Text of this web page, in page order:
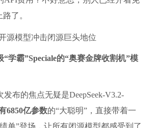
了。
“学霸”Speciale的“奥赛金牌收割机”模
布的焦点无疑是DeepSeek-V3.2-
6850亿参数的“大聪明”，直接带着一
单”登场，让所有闭源模型都感受到了